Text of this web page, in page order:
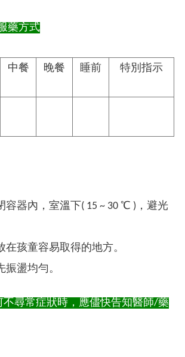
藥方式
中餐 晚餐 睡前 特別指示
容器內，室溫下( 15 ~ 30 ℃ )，避光
在孩童容易取得的地方。
振盪均勻。
不尋常症狀時，應儘快告知醫師/藥